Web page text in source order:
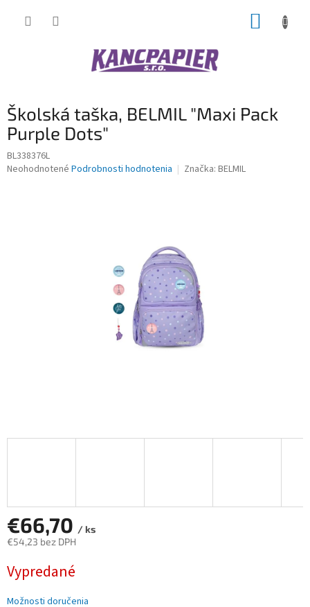
Školská taška, BELMIL "Maxi Pack
Purple Dots"
BL338376L
Priemerné
Neohodnotené Podrobnosti hodnotenia Značka: BELMIL
€66,70 / ks
€54,23 bez DPH
cena:
Vypredané
Možnosti doručenia